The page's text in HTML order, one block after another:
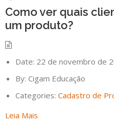
Como ver quais
um produto?
Date: 22 de novembro de
By: Cigam Educação
Categories: Cadastro de
Leia Mais